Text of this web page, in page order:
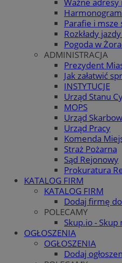
Parafie i msze
Rozkłady
Pogoda w
ADMINISTRACJA
Prezydent
Jak załatwić
INSTYTUCJE
Urząd Stanu
MOPS
Urząd
Urząd Pracy
Komenda
Straż Pożarna
Sąd Rejonowy
Prokuratura
KATALOG FIRM
KATALOG FIRM
Dodaj firmę
POLECAMY
Skup.io -
OGŁOSZENIA
OGŁOSZENIA
Dodaj